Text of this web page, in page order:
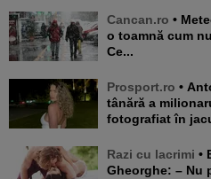
Cancan.ro • Meteorologii Accuweather anunță
o toamnă cum
Ce...
Prosport.ro • Antonela Pătruț, iubita mult mai
tânără a
fotografiat în
Razi cu lacrimi • BANCUL ZILEI. Badea
Gheorghe: – Nu